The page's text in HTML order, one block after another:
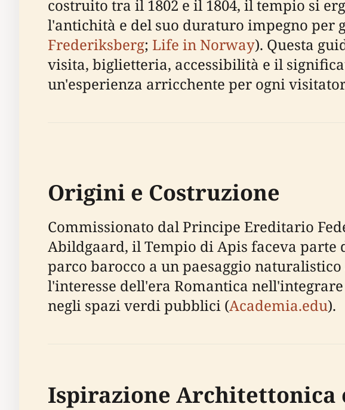
costruito tra il 1802 e il 1804, il tempio si
l'antichità e del suo duraturo impegno per
Frederiksberg; Life in Norway). Questa
visita, biglietteria, accessibilità e il
un'esperienza arricchente per ogni
Origini e Costruzione
Commissionato dal Principe Ereditario
Abildgaard, il Tempio di Apis faceva
parco barocco a un paesaggio
l'interesse dell'era Romantica
negli spazi verdi pubblici (Academia.edu).
Ispirazione Architettonica